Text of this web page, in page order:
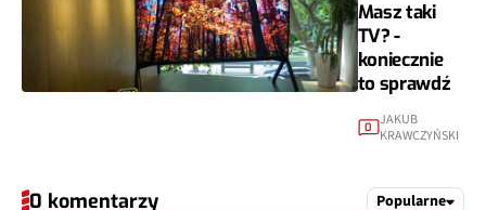
Masz taki
TV? -
koniecznie
to sprawdź
0
JAKUB
KRAWCZYŃSKI
0 komentarzy Popularne